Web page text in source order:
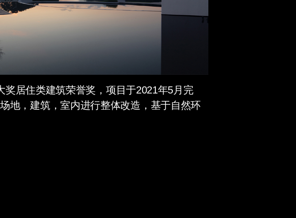
居住类建筑荣誉奖，项目于2021年5月完
地，建筑，室内进行整体改造，基于自然环